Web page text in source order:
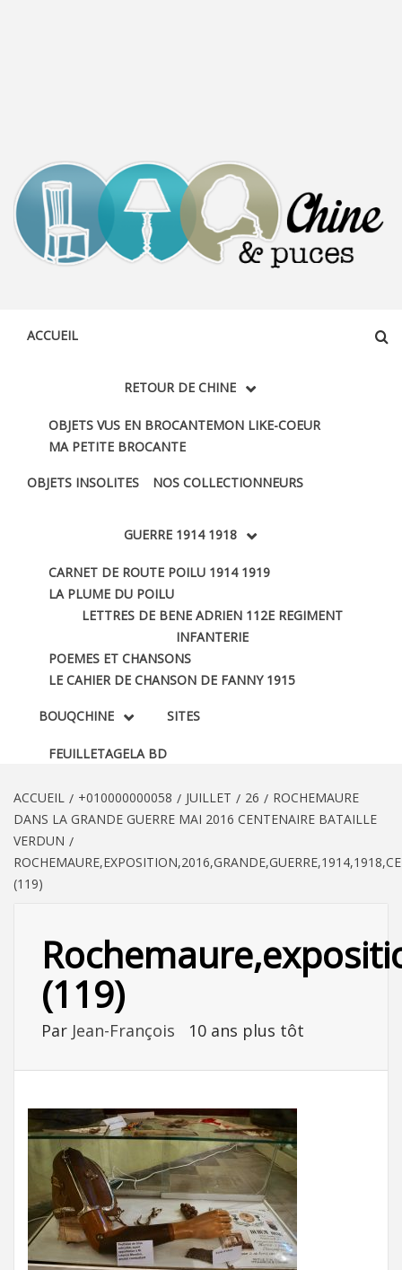
ACCUEIL
RETOUR DE CHINE
OBJETS VUS EN BROCANTEMON LIKE-COEUR
MA PETITE BROCANTE
OBJETS INSOLITES NOS COLLECTIONNEURS
GUERRE 1914 1918
CARNET DE ROUTE POILU 1914 1919
LA PLUME DU POILU
LETTRES DE BENE ADRIEN 112E REGIMENT
INFANTERIE
POEMES ET CHANSONS
LE CAHIER DE CHANSON DE FANNY 1915
BOUQCHINE
FEUILLETAGELA BD
SITES
ACCUEIL +010000000058 JUILLET 26
ROCHEMAURE
DANS LA GRANDE GUERRE MAI 2016 CENTENAIRE BATAILLE
VERDUN
(119)
(119)
Par Jean-François 10 ans plus tôt